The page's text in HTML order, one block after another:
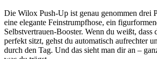
Die Wilox Push-Up ist genau genommen drei
eine elegante Feinstrumpfhose, ein
Selbstvertrauen-Booster. Wenn du weißt, dass
perfekt sitzt, gehst du automatisch aufrechter
durch den Tag. Und das sieht man dir an –